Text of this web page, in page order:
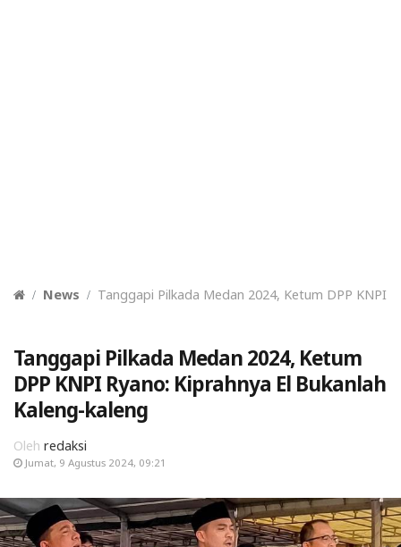
News Tanggapi Pilkada Medan 2024, Ketum DPP KNPI
Tanggapi Pilkada Medan 2024, Ketum
DPP KNPI Ryano: Kiprahnya El Bukanlah
Kaleng-kaleng
Oleh redaksi
Jumat, 9 Agustus 2024, 09:21